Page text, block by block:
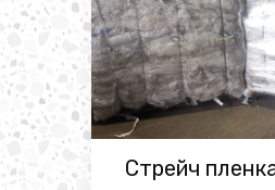
Стрейч